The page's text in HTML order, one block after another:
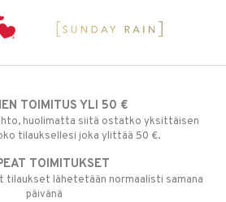
TOIMITUS YLI 50 €
huolimatta siitä ostatko yksittäisen
tilauksellesi joka ylittää 50 €.
TOIMITUKSET
tilaukset lähetetään normaalisti samana
päivänä